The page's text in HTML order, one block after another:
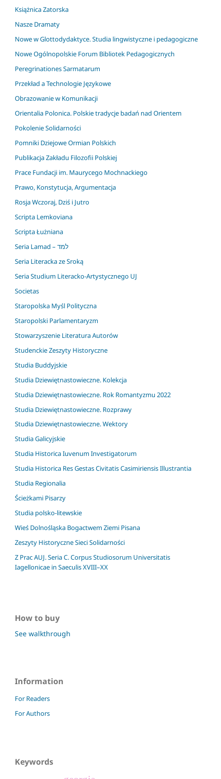
Książnica Zatorska
Nasze Dramaty
Nowe w Glottodydaktyce. Studia lingwistyczne i pedagogiczne
Nowe Ogólnopolskie Forum Bibliotek Pedagogicznych
Peregrinationes Sarmatarum
Przekład a Technologie Językowe
Obrazowanie w Komunikacji
Orientalia Polonica. Polskie tradycje badań nad Orientem
Pokolenie Solidarności
Pomniki Dziejowe Ormian Polskich
Publikacja Zakładu Filozofii Polskiej
Prace Fundacji im. Maurycego Mochnackiego
Prawo, Konstytucja, Argumentacja
Rosja Wczoraj, Dziś i Jutro
Scripta Lemkoviana
Scripta Łużniana
Seria Lamad – למד
Seria Literacka ze Sroką
Seria Studium Literacko-Artystycznego UJ
Societas
Staropolska Myśl Polityczna
Staropolski Parlamentaryzm
Stowarzyszenie Literatura Autorów
Studenckie Zeszyty Historyczne
Studia Buddyjskie
Studia Dziewiętnastowieczne. Kolekcja
Studia Dziewiętnastowieczne. Rok Romantyzmu 2022
Studia Dziewiętnastowieczne. Rozprawy
Studia Dziewiętnastowieczne. Wektory
Studia Galicyjskie
Studia Historica Iuvenum Investigatorum
Studia Historica Res Gestas Civitatis Casimiriensis Illustrantia
Studia Regionalia
Ścieżkami Pisarzy
Studia polsko-litewskie
Wieś Dolnośląska Bogactwem Ziemi Pisana
Zeszyty Historyczne Sieci Solidarności
Z Prac AUJ. Seria C. Corpus Studiosorum Universitatis
Iagellonicae in Saeculis XVIII–XX
How to buy
See walkthrough
Information
For Readers
For Authors
Keywords